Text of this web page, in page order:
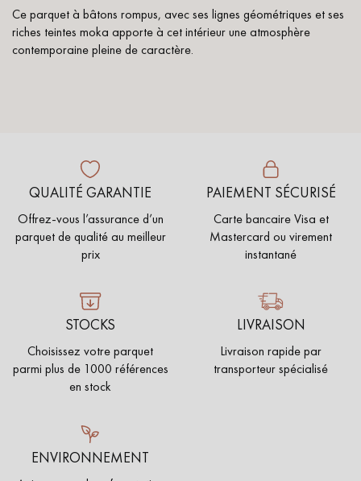
Ce parquet à bâtons rompus, avec ses lignes géométriques et ses
riches teintes moka apporte à cet intérieur une atmosphère
contemporaine pleine de caractère.
QUALITÉ GARANTIE
Offrez-vous l’assurance d’un
parquet de qualité au meilleur
prix
PAIEMENT SÉCURISÉ
Carte bancaire Visa et
Mastercard ou virement
instantané
STOCKS
Choisissez votre parquet
parmi plus de 1000 références
en stock
LIVRAISON
Livraison rapide par
transporteur spécialisé
ENVIRONNEMENT